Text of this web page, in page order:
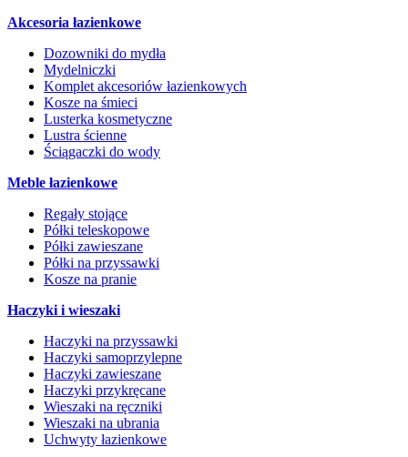
Akcesoria łazienkowe
Dozowniki do mydła
Mydelniczki
Komplet akcesoriów łazienkowych
Kosze na śmieci
Lusterka kosmetyczne
Lustra ścienne
Ściągaczki do wody
Meble łazienkowe
Regały stojące
Półki teleskopowe
Półki zawieszane
Półki na przyssawki
Kosze na pranie
Haczyki i wieszaki
Haczyki na przyssawki
Haczyki samoprzylepne
Haczyki zawieszane
Haczyki przykręcane
Wieszaki na ręczniki
Wieszaki na ubrania
Uchwyty łazienkowe